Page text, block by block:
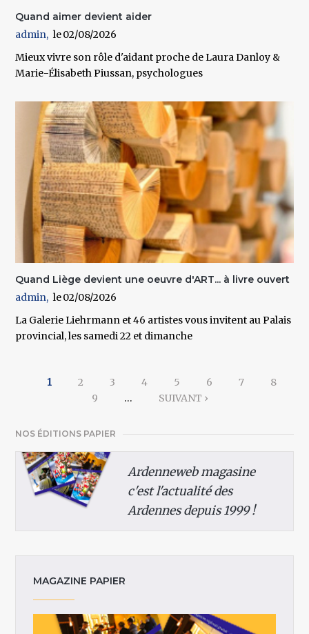
Quand aimer devient aider
admin
02/08/2026
Mieux vivre son rôle d'aidant proche de Laura Danloy &
Marie-Élisabeth Piussan, psychologues
Quand Liège devient une oeuvre d'ART... à livre ouvert
admin
02/08/2026
La Galerie Liehrmann et 46 artistes vous invitent au Palais
provincial, les samedi 22 et dimanche
1 2 3 4 5 6 7
8
9
… SUIVANT ›
NOS ÉDITIONS PAPIER
Ardenneweb magasine
c'est l'actualité des
Ardennes depuis 1999 !
MAGAZINE PAPIER